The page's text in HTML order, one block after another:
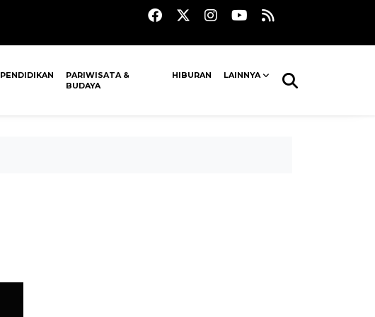
PENDIDIKAN
PARIWISATA &
BUDAYA
HIBURAN LAINNYA